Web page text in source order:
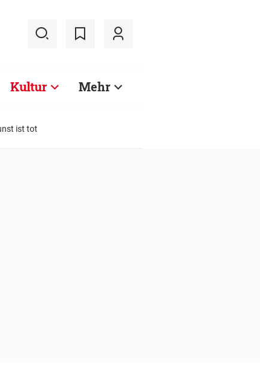
Kultur Mehr
ist tot